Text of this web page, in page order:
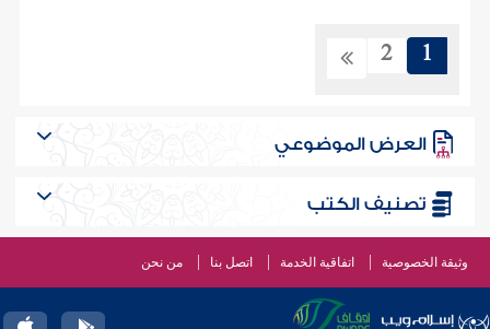
1
2
العرض الموضوعي
تصنيف الكتب
وثيقة الخصوصية اتفاقية الخدمة اتصل بنا من نحن